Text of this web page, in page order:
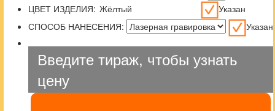
ЦВЕТ ИЗДЕЛИЯ:
Указан
СПОСОБ НАНЕСЕНИЯ:
Указан
Введите тираж, чтобы узнать
цену